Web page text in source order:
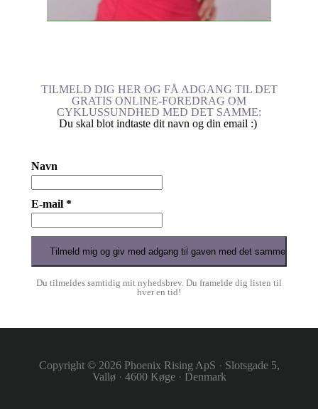
TILMELD DIG HER OG FÅ ADGANG TIL DET
GRATIS ONLINE-FOREDRAG OM
CYKLUSSUNDHED MED DET SAMME:
Du skal blot indtaste dit navn og din email :)
Navn
E-mail *
Du tilmeldes samtidig mit nyhedsbrev. Du framelde dig listen til
hver en tid!
Copyright © 2026 Phoenix Rising ApS · Slotsgade 5,
Vallø · 4600 Køge · Denmark